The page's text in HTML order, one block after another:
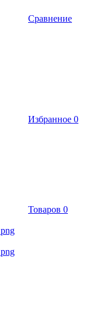
Сравнение
Избранное 0
Товаров 0